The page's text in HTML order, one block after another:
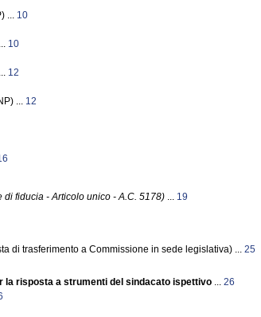
... 10
10
12
... 12
fiducia - Articolo unico - A.C. 5178) ... 19
di trasferimento a Commissione in sede legislativa) ... 25
la risposta a strumenti del sindacato ispettivo ... 26